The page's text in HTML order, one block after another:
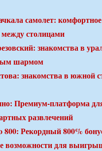
самолет: комфортное
столицами
знакомства в
шармом
знакомства в южной
Премиум-платформа
развлечений
800: Рекордный 800%
возможности для